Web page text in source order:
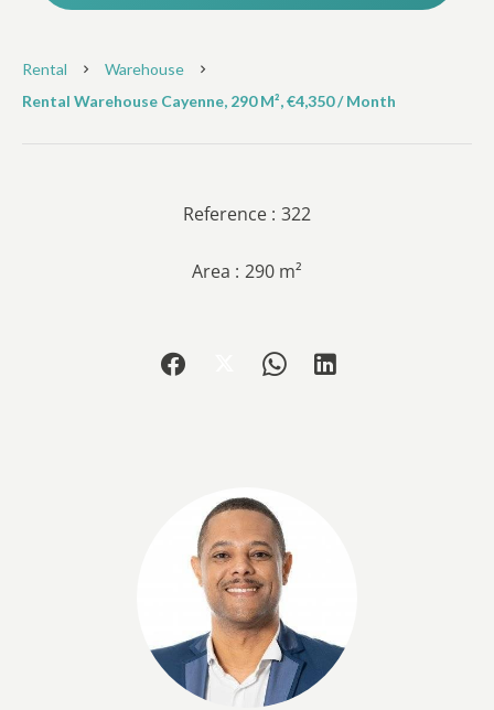
Rental
Warehouse
Rental Warehouse Cayenne, 290 M², €4,350 / Month
Reference 322
Area 290 m²